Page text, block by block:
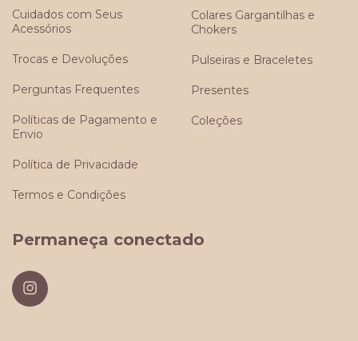
Cuidados com Seus
Acessórios
Trocas e Devoluções
Perguntas Frequentes
Políticas de Pagamento e
Envio
Política de Privacidade
Termos e Condições
Colares Gargantilhas e
Chokers
Pulseiras e Braceletes
Presentes
Coleções
Permaneça conectado